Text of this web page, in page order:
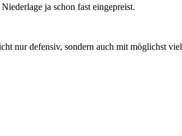
ja schon fast eingepreist.
nur defensiv, sondern auch mit möglichst